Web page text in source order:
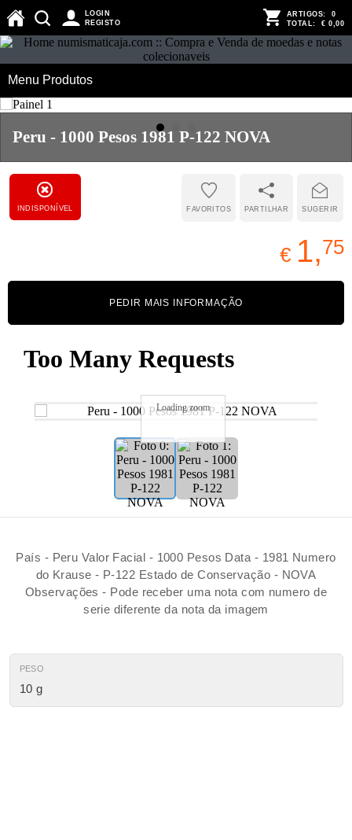
LOGIN
REGISTO
ARTIGOS: 0
TOTAL: € 0,00
Menu Produtos
Peru - 1000 Pesos 1981 P-122 NOVA
INDISPONÍVEL SUGERIR
PARTILHAR
FAVORITOS
€ 1,75
PEDIR MAIS INFORMAÇÃO
Loading zoom
País - Peru Valor Facial - 1000 Pesos Data - 1981 Numero
do Krause - P-122 Estado de Conservação - NOVA
Observações - Pode receber uma nota com numero de
serie diferente da nota da imagem
PESO
10 g